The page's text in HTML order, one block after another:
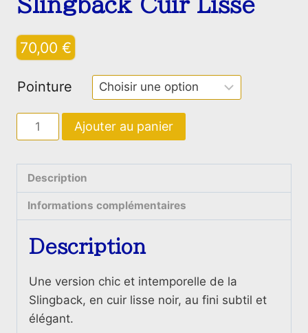
Slingback Cuir Lisse
70,00 €
Pointure
quantité
de
Cuir
Lisse
Ajouter au panier
Description
Informations complémentaires
Description
Une version chic et intemporelle de la
Slingback, en cuir lisse noir, au fini subtil et
élégant.